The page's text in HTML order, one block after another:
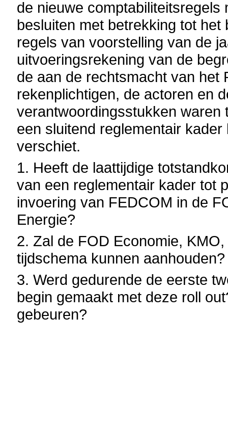
de nieuwe
besluiten met betrekking tot
regels van voorstelling van de
uitvoeringsrekening van de
de aan de rechtsmacht van het
rekenplichtigen, de actoren en
verantwoordingsstukken
een sluitend reglementair
verschiet.
1. Heeft de laattijdige
van een reglementair kader tot
invoering van FEDCOM in de
Energie?
2. Zal de FOD Economie,
tijdschema kunnen aanhouden?
3. Werd gedurende de eerste
begin gemaakt met deze roll
gebeuren?